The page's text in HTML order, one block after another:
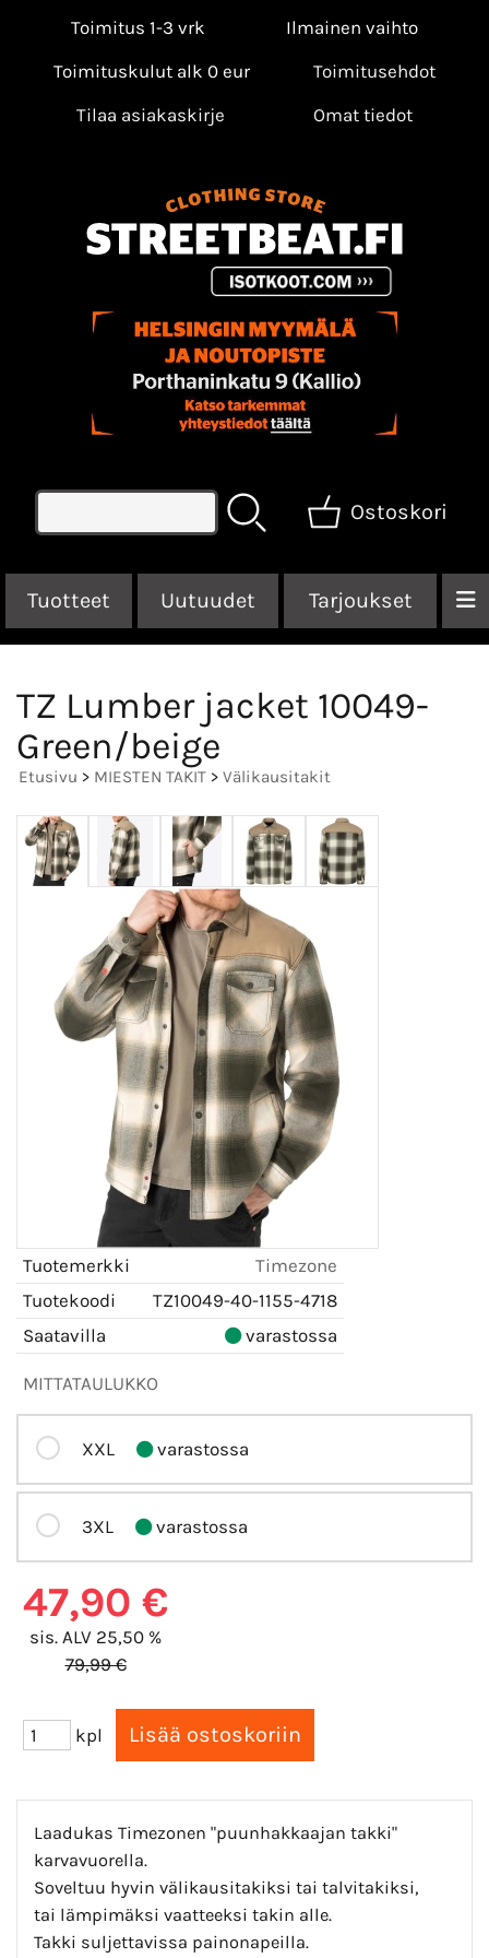
Toimitus 1-3 vrk
Ilmainen vaihto
Toimituskulut alk 0 eur
Toimitusehdot
Tilaa asiakaskirje
Omat tiedot
Ostoskori
Tuotteet Uutuudet Tarjoukset
TZ Lumber jacket 10049-
Green/beige
Etusivu > MIESTEN TAKIT > Välikausitakit
Tuotemerkki
Timezone
Tuotekoodi
TZ10049-40-1155-4718
Saatavilla
varastossa
MITTATAULUKKO
XXL varastossa
3XL varastossa
47,90 €
sis. ALV 25,50 %
79,99 €
kpl
Laadukas Timezonen "puunhakkaajan takki"
karvavuorella.
Soveltuu hyvin välikausitakiksi tai talvitakiksi,
tai lämpimäksi vaatteeksi takin alle.
Takki suljettavissa painonapeilla.